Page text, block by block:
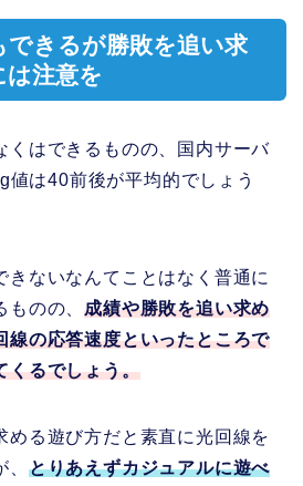
できるが勝敗を追い求
注意を
くはできるものの、国内サーバ
値は40前後が平均的でしょう
きないなんてことはなく普通に
ものの、成績や勝敗を追い求め
線の応答速度といったところで
くるでしょう。
める遊び方だと素直に光回線を
とりあえずカジュアルに遊べ